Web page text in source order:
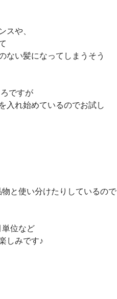
スや、
ない髪になってしまうそう
ですが
入れ始めているのでお試し
と使い分けたりしているので
位など
しみです♪